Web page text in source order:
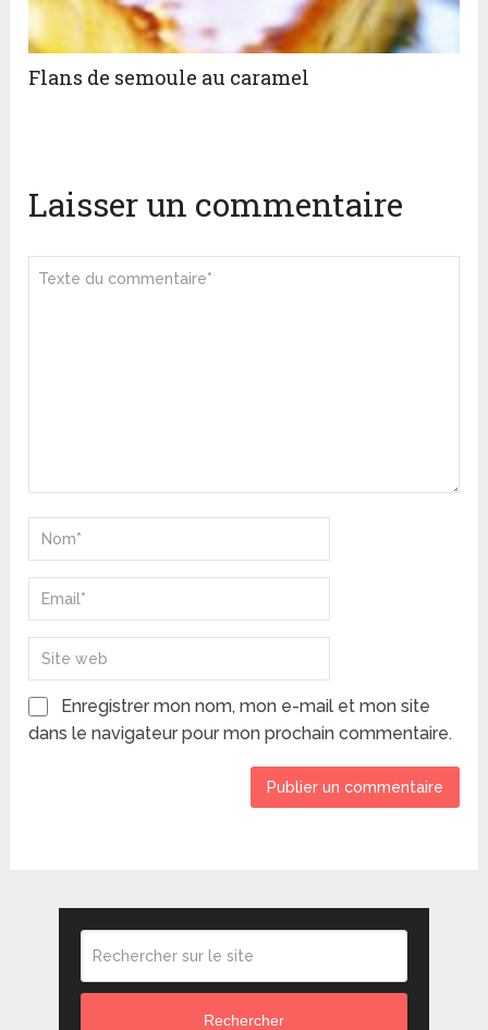
Flans de semoule au caramel
Laisser un commentaire
Enregistrer mon nom, mon e-mail et mon site
dans le navigateur pour mon prochain commentaire.
Rechercher